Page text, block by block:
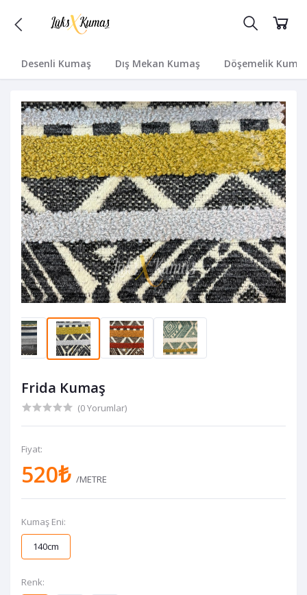
Desenli Kumaş Dış Mekan Kumaş Döşemelik
Frida Kumaş
(0 Yorumlar)
Fiyat:
520₺ /METRE
Kumaş Eni:
140cm
Renk: